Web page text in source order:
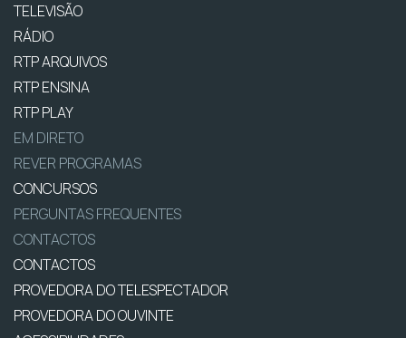
TELEVISÃO
RÁDIO
RTP ARQUIVOS
RTP ENSINA
RTP PLAY
EM DIRETO
REVER PROGRAMAS
CONCURSOS
PERGUNTAS FREQUENTES
CONTACTOS
CONTACTOS
PROVEDORA DO TELESPECTADOR
PROVEDORA DO OUVINTE